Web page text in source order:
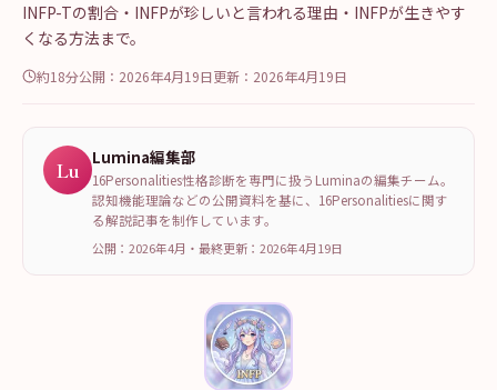
INFP-Tの割合・INFPが珍しいと言われる理由・INFPが生きやす
くなる方法まで。
約18分公開： 2026年4月19日更新： 2026年4月19日
Lu Lumina編集部
16Personalities性格診断を専門に扱うLuminaの編集チーム。
認知機能理論などの公開資料を基に、16Personalitiesに関す
る解説記事を制作しています。
公開：2026年4月 ・ 最終更新： 2026年4月19日